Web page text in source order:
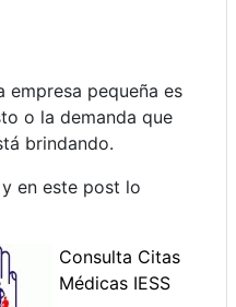
empresa pequeña es
o la demanda que
brindando.
en este post lo